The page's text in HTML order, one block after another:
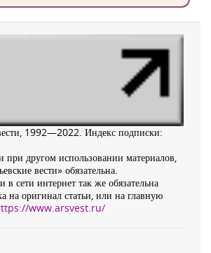
1992—2022. Индекс подписки:
при другом использовании материалов,
вести» обязательна.
сети интернет так же обязательна
на оригинал статьи, или на главную
www.arsvest.ru/